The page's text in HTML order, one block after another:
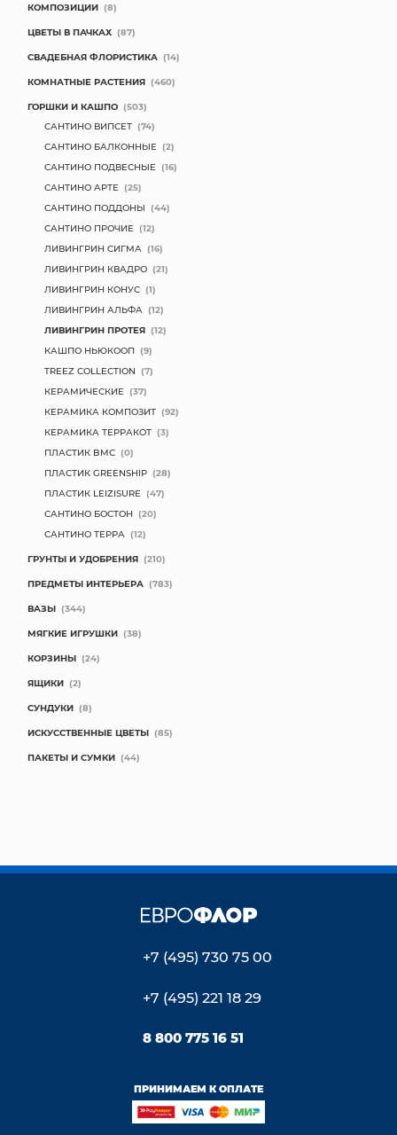
КОМПОЗИЦИИ (8)
ЦВЕТЫ В ПАЧКАХ (87)
СВАДЕБНАЯ ФЛОРИСТИКА (14)
КОМНАТНЫЕ РАСТЕНИЯ (460)
ГОРШКИ И КАШПО (503)
САНТИНО ВИПСЕТ (74)
САНТИНО БАЛКОННЫЕ (2)
САНТИНО ПОДВЕСНЫЕ (16)
САНТИНО АРТЕ (25)
САНТИНО ПОДДОНЫ (44)
САНТИНО ПРОЧИЕ (12)
ЛИВИНГРИН СИГМА (16)
ЛИВИНГРИН КВАДРО (21)
ЛИВИНГРИН КОНУС (1)
ЛИВИНГРИН АЛЬФА (12)
ЛИВИНГРИН ПРОТЕЯ (12)
КАШПО НЬЮКООП (9)
TREEZ COLLECTION (7)
КЕРАМИЧЕСКИЕ (37)
КЕРАМИКА КОМПОЗИТ (92)
КЕРАМИКА ТЕРРАКОТ (3)
ПЛАСТИК BMC (0)
ПЛАСТИК GREENSHIP (28)
ПЛАСТИК LEIZISURE (47)
САНТИНО БОСТОН (20)
САНТИНО ТЕРРА (12)
ГРУНТЫ И УДОБРЕНИЯ (210)
ПРЕДМЕТЫ ИНТЕРЬЕРА (783)
ВАЗЫ (344)
МЯГКИЕ ИГРУШКИ (38)
КОРЗИНЫ (24)
ЯЩИКИ (2)
СУНДУКИ (8)
ИСКУССТВЕННЫЕ ЦВЕТЫ (85)
ПАКЕТЫ И СУМКИ (44)
+7 (495) 730 75 00
+7 (495) 221 18 29
8 800 775 16 51
ПРИНИМАЕМ К ОПЛАТЕ